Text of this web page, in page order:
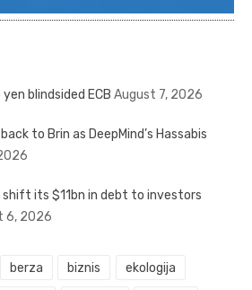
blindsided ECB August 7, 2026
to Brin as DeepMind’s Hassabis
its $11bn in debt to investors
6, 2026
berza biznis ekologija